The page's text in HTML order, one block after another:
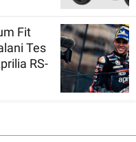
Fit
Tes
RS-